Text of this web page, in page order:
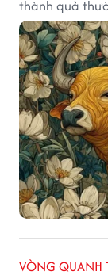
thành quả
VÒNG QUANH